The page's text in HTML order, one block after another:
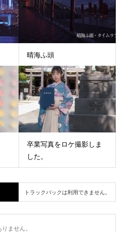
晴海ふ頭
卒業写真をロケ撮影しま
した。
トラックバックは利用できません。
ません。